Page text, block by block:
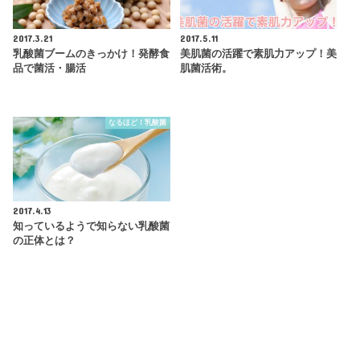
2017.3.21
乳酸菌ブームのきっかけ！発酵食
品で菌活・腸活
2017.5.11
美肌菌の活躍で素肌力アップ！美
肌菌活術。
なるほど！乳酸菌
2017.4.13
知っているようで知らない乳酸菌
の正体とは？